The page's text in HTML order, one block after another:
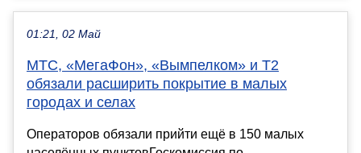
01:21, 02 Май
МТС, «МегаФон», «Вымпелком» и Т2
обязали расширить покрытие в малых
городах и селах
Операторов обязали прийти ещё в 150 малых